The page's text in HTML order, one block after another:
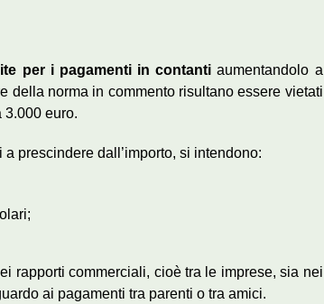
per i pagamenti in contanti aumentandolo a
della norma in commento risultano essere vietati
3.000 euro.
prescindere dall’importo, si intendono:
rapporti commerciali, cioè tra le imprese, sia nei
ai pagamenti tra parenti o tra amici.